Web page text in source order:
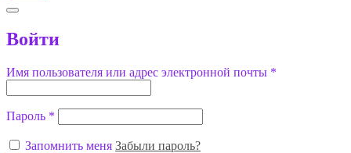
Войти
Имя пользователя или адрес электронной почты *
Пароль *
Запомнить меня Забыли пароль?